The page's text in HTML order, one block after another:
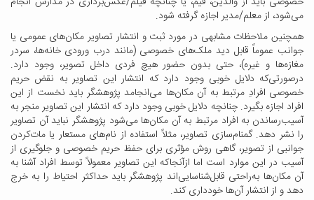
می‌شود، از معلم/مدیر اجازه گرفته شود.
همچنین ملاحظات مشابهی در مورد ثبت و انتشار تصاویر مکان‌های عمومی یا
جوانب عموماً قابل دید ملک‌های خصوصی (مانند درب ورودی خانه‌ها، سردر
مغازه‌ها و غیره)، حتی بدون حضور هیچ فردی داخل تصویر، وجود دارد.
درصورتی‌که دلایل خوبی وجود دارد که انتشار این تصاویر به نقض حریم
خصوصی افرادِ مرتبط به آن مکان‌ها می‌انجامد پژوهشگر باید نخست از این
افراد اجازه بگیرد. چنانچه دلایل خوبی وجود دارد که انتشار این تصاویر منجر به
آسیب‌رساندن به افراد مرتبط به آن مکان‌ها می‌شود پژوهشگر نباید آن تصاویر
را نشر دهد. گمنام‌سازی تصاویر، مثلاً استفاده از نام‌های مستعار یا مات‌کردن
جوانبی از تصویر، گاهی روش مؤثری برای حفظ حریم خصوصی و جلوگیری از
آسیب در این موارد است اما ازآنجاکه این تصاویر معمولاً توسط افراد آشنا به
آن مکان‌ها به‌راحتی قابل‌شناسایی‌اند پژوهشگر باید حداکثر احتیاط را به خرج
دهد و از انتشار آن‌ها خودداری کند.